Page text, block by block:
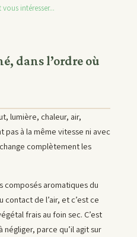
intéresser...
dans l’ordre où
lumière, chaleur, air,
pas à la même vitesse ni avec
complètement les
aromatiques du
contact de l’air, et c’est ce
frais au foin sec. C’est
parce qu’il agit sur